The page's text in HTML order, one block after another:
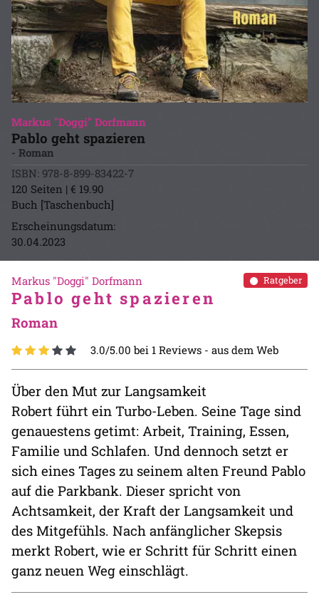
Markus "Doggi" Dorfmann
Pablo geht spazieren
- Roman
ISBN: 978-8-899-83422-7
120 Seiten | € 19.90
Buch [Taschenbuch]
Erscheinungsdatum:
30.04.2023
Ratgeber
Markus "Doggi" Dorfmann
Pablo geht spazieren
Roman
3.0/5.00 bei 1 Reviews - aus dem Web
Über den Mut zur Langsamkeit
Robert führt ein Turbo-Leben. Seine Tage sind
genauestens getimt: Arbeit, Training, Essen,
Familie und Schlafen. Und dennoch setzt er
sich eines Tages zu seinem alten Freund Pablo
auf die Parkbank. Dieser spricht von
Achtsamkeit, der Kraft der Langsamkeit und
des Mitgefühls. Nach anfänglicher Skepsis
merkt Robert, wie er Schritt für Schritt einen
ganz neuen Weg einschlägt.